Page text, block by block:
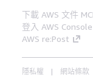
下載 AWS 文件
登入 AWS Console
AWS re:Post
隱私權 網站條款